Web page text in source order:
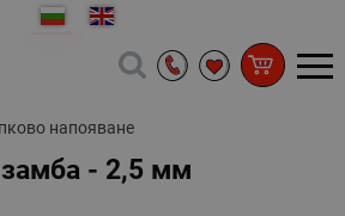
напояване
- 2,5 мм